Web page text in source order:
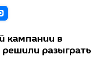
кампании в
разыграть